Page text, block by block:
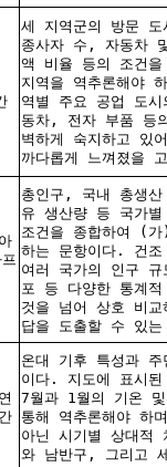
세 지역군의 방문
종사자 수, 자동차
액 비율 등의 조건
지역을 역추론해야
역별 주요 공업 도
동차, 전자 부품 등
벽하게 숙지하고 있
까다롭게 느껴졌을
총인구, 국내 총생
유 생산량 등 국가
조건을 종합하여 (
하는 문항이다. 건조
여러 국가의 인구
포 등 다양한 통계
것을 넘어 상호 비
답을 도출할 수 있
온대 기후 특성과
이다. 지도에 표시
7월과 1월의 기온
통해 역추론해야 하
아닌 시기별 상대적
와 남반구, 그리고